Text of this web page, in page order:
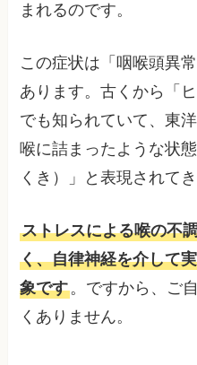
まれるのです。
この症状は「咽喉頭異
あります。古くから「
でも知られていて、東
喉に詰まったような状
くき）」と表現されてき
ストレスによる喉の不
く、自律神経を介して
象です。ですから、ご
くありません。